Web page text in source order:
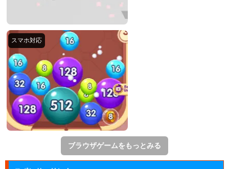
ブラウザゲームをもっとみる